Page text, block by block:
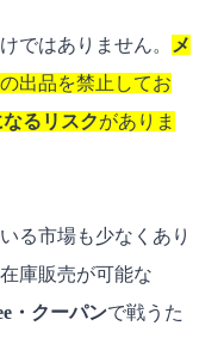
ではありません。
メ
出品を禁止してお
るリスクがありま
る市場も少なくあり
庫販売が可能な
・クーパンで戦うた